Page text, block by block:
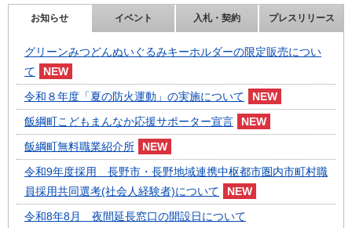
お知らせ イベント 入札・契約 プレスリリース
グリーンみつどんぬいぐるみキーホルダーの限定販売につい
て
令和８年度「夏の防火運動」の実施について
飯綱町こどもまんなか応援サポーター宣言
飯綱町無料職業紹介所
令和9年度採用 長野市・長野地域連携中枢都市圏内市町村職
員採用共同選考(社会人経験者)について
令和8年8月 夜間延長窓口の開設日について